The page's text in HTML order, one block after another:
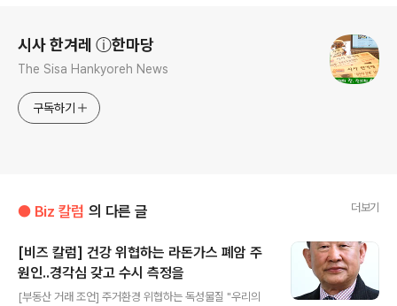
시사 한겨레 ⓘ한마당
The Sisa Hankyoreh News
구독하기
● Biz 칼럼 의 다른 글 더보기
[비즈 칼럼] 건강 위협하는 라돈가스 폐암 주
원인..경각심 갖고 수시 측정을
[부동산 거래 조언] 주거환경 위협하는 독성물질 "우리의